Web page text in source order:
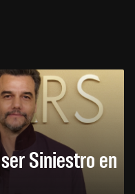
Siniestro en